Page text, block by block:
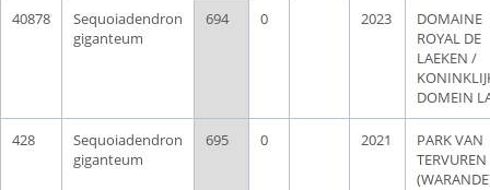
40878
Sequoiadendron
giganteum
694 0 2023
DOMAINE
ROYAL DE
LAEKEN /
DOMEIN
428
Sequoiadendron
giganteum
695 0 2021
PARK VAN
TERVUREN